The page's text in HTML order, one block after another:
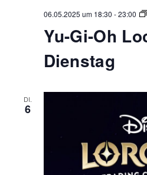
06.05.2025 um 18:30 -23:00
Yu-Gi-Oh
Dienstag
DI.
6